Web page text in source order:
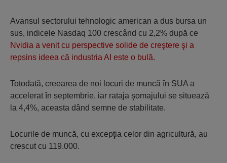
Avansul sectorului tehnologic american a dus bursa un
sus, indicele Nasdaq 100 crescând cu 2,2% după ce
Nvidia a venit cu perspective solide de creştere şi a
repsins ideea că industria AI este o bulă.
Totodată, creearea de noi locuri de muncă în SUA a
accelerat în septembrie, iar rataja şomajului se situează
la 4,4%, aceasta dând semne de stabilitate.
Locurile de muncă, cu excepţia celor din agricultură, au
crescut cu 119.000.